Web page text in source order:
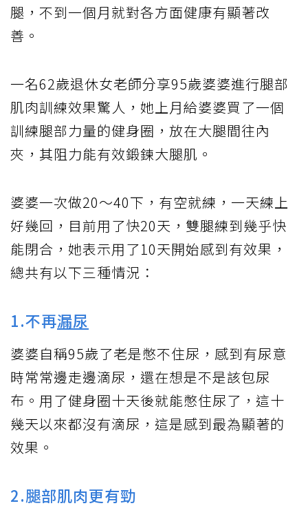
腿，不到一個月就對各方面健康有顯著改
善。
一名62歲退休女老師分享95歲婆婆進行腿部
肌肉訓練效果驚人，她上月給婆婆買了一個
訓練腿部力量的健身圈，放在大腿間往內
夾，其阻力能有效鍛鍊大腿肌。
婆婆一次做20～40下，有空就練，一天練上
好幾回，目前用了快20天，雙腿練到幾乎快
能閉合，她表示用了10天開始感到有效果，
總共有以下三種情況：
1.不再漏尿
婆婆自稱95歲了老是憋不住尿，感到有尿意
時常常邊走邊滴尿，還在想是不是該包尿
布。用了健身圈十天後就能憋住尿了，這十
幾天以來都沒有滴尿，這是感到最為顯著的
效果。
2.腿部肌肉更有勁